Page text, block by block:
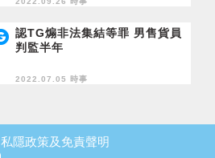
認TG煽非法集結等罪 男售貨員
判監半年
2022.07.05 時事
私隱政策及免責聲明